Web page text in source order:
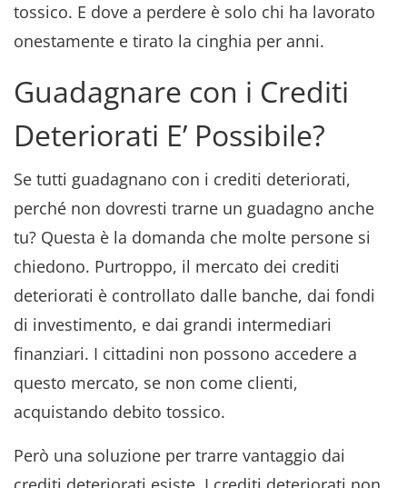
tossico. E dove a perdere è solo chi ha lavorato
onestamente e tirato la cinghia per anni.
Guadagnare con i Crediti
Deteriorati E’ Possibile?
Se tutti guadagnano con i crediti deteriorati,
perché non dovresti trarne un guadagno anche
tu? Questa è la domanda che molte persone si
chiedono. Purtroppo, il mercato dei crediti
deteriorati è controllato dalle banche, dai fondi
di investimento, e dai grandi intermediari
finanziari. I cittadini non possono accedere a
questo mercato, se non come clienti,
acquistando debito tossico.
Però una soluzione per trarre vantaggio dai